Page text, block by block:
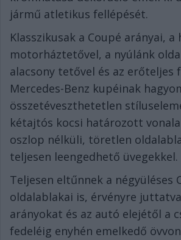
jármű atletikus fellépését.
Klasszikusak a Coupé arányai, a
motorháztetővel, a nyúlánk
alacsony tetővel és az erőteljes
Mercedes-Benz kupéinak
összetéveszthetetlen
kétajtós kocsi határozott
oszlop nélküli, töretlen
teljesen leengedhető üvegekkel.
Teljesen eltűnnek a négyüléses
oldalablakai is, érvényre
arányokat és az autó elejétől a
fedeléig enyhén emelkedő